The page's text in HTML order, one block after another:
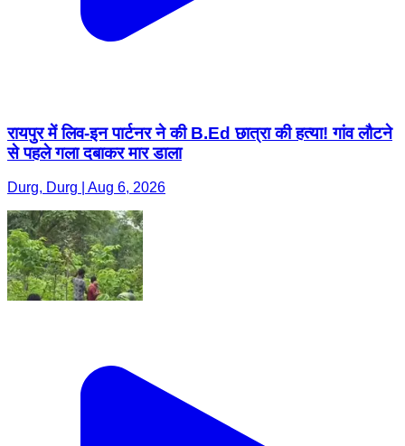
रायपुर में लिव-इन पार्टनर ने की B.Ed छात्रा की हत्या! गांव लौटने
से पहले गला दबाकर मार डाला
Durg, Durg | Aug 6, 2026